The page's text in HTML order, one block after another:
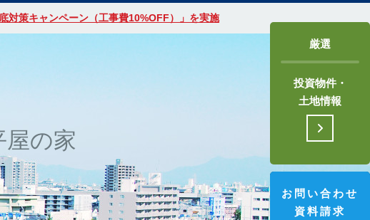
対策キャンペーン（工事費10%OFF）」を実施
屋の家
厳選
投資物件・
土地情報
お問い合わせ
資料請求